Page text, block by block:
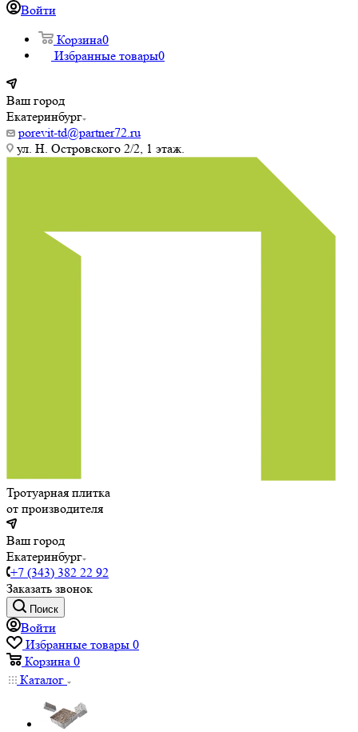
Войти
Корзина0
Избранные товары0
Ваш город
Екатеринбург
porevit-td@partner72.ru
ул. Н. Островского 2/2, 1 этаж.
Тротуарная плитка
от производителя
Ваш город
Екатеринбург
+7 (343) 382 22 92
Заказать звонок
Поиск
Войти
Избранные товары 0
Корзина 0
Каталог